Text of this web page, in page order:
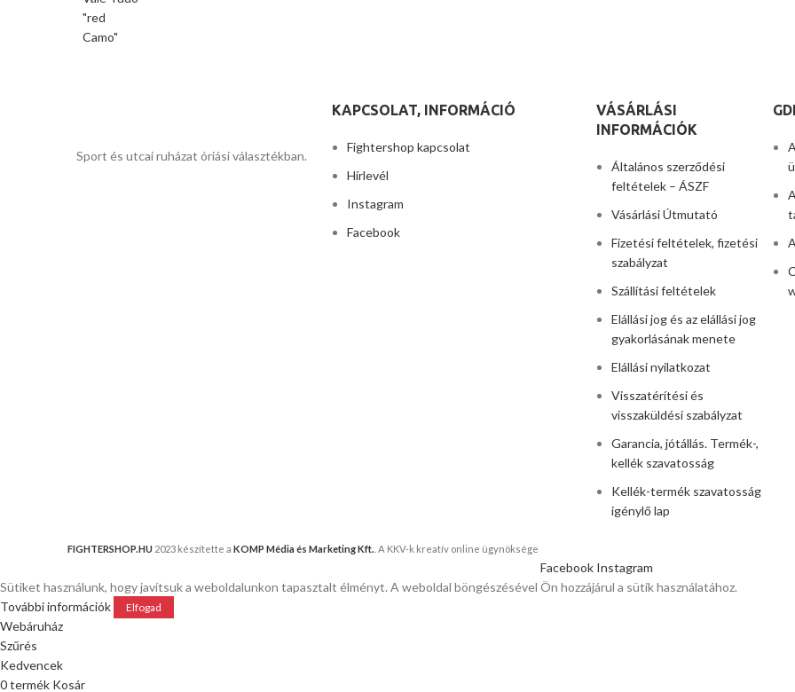
Sport és utcai ruházat óriási választékban.
KAPCSOLAT, INFORMÁCIÓ
Fightershop kapcsolat
Hírlevél
Instagram
Facebook
VÁSÁRLÁSI
INFORMÁCIÓK
Általános szerződési
feltételek – ÁSZF
Vásárlási Útmutató
Fizetési feltételek, fizetési
szabályzat
Szállítási feltételek
Elállási jog és az elállási jog
gyakorlásának menete
Elállási nyilatkozat
Visszatérítési és
visszaküldési szabályzat
Garancia, jótállás. Termék-,
kellék szavatosság
Kellék-termék szavatosság
igénylő lap
FIGHTERSHOP.HU 2023 készítette a KOMP Média és Marketing Kft. . A KKV-k kreatív online ügynöksége
Facebook Instagram
Sütiket használunk, hogy javítsuk a weboldalunkon tapasztalt élményt. A weboldal böngészésével Ön hozzájárul a sütik használatához.
További információk
Elfogad
Webáruház
Szűrés
Kedvencek
0termék Kosár